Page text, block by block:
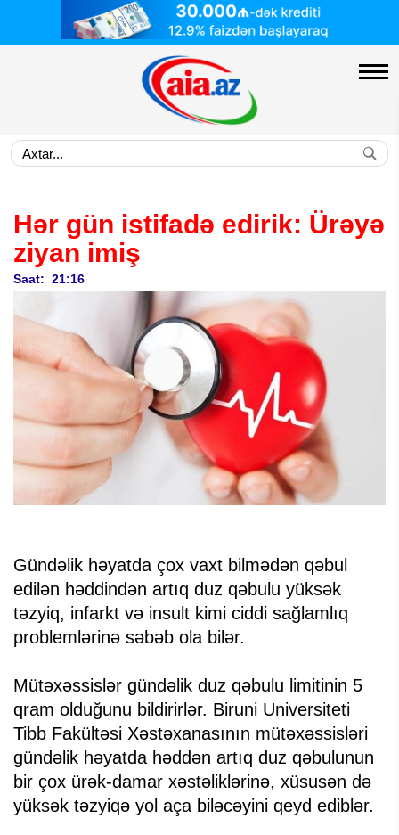
Hər gün istifadə edirik: Ürəyə
ziyan imiş
Saat: 21:16
Gündəlik həyatda çox vaxt bilmədən qəbul
edilən həddindən artıq duz qəbulu yüksək
təzyiq, infarkt və insult kimi ciddi sağlamlıq
problemlərinə səbəb ola bilər.
Mütəxəssislər gündəlik duz qəbulu limitinin 5
qram olduğunu bildirirlər. Biruni Universiteti
Tibb Fakültəsi Xəstəxanasının mütəxəssisləri
gündəlik həyatda həddən artıq duz qəbulunun
bir çox ürək-damar xəstəliklərinə, xüsusən də
yüksək təzyiqə yol aça biləcəyini qeyd ediblər.